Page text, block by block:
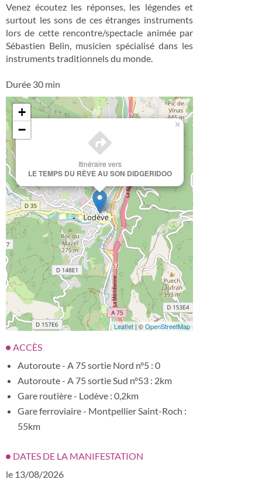
Venez écoutez les réponses, les légendes et
surtout les sons de ces étranges instruments
lors de cette rencontre/spectacle animée par
Sébastien Belin, musicien spécialisé dans les
instruments traditionnels du monde.
Durée 30 min
Itinéraire vers
LE TEMPS DU RÊVE AU SON DIDGERIDOO
×
+
−
Leaflet | ©OpenStreetMap
ACCÈS
Autoroute - A 75 sortie Nord n°5 : 0
Autoroute - A 75 sortie Sud n°53 : 2km
Gare routière - Lodève : 0,2km
Gare ferroviaire - Montpellier Saint-Roch :
55km
DATES DE LA MANIFESTATION
le 13/08/2026